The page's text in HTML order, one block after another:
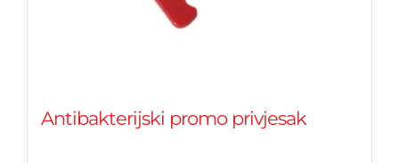
Antibakterijski promo privjesak